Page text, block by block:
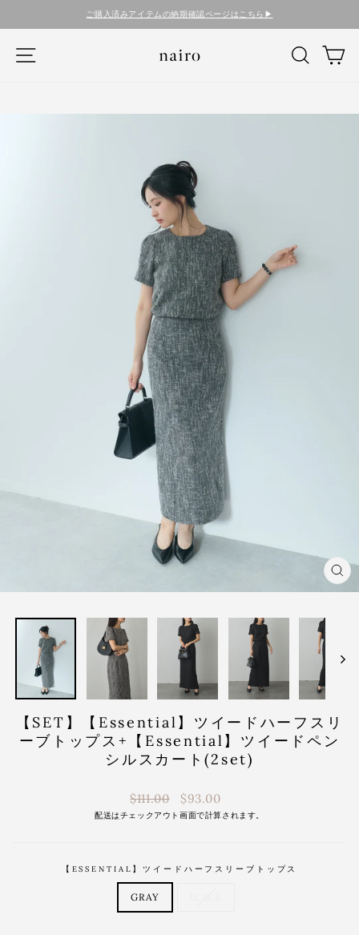
ご購入済みアイテムの納期確認ページはこちら▶︎
検索 カ
閉
じ
【SET】【Essential】ツイードハーフスリ
ーブトップス+【Essential】ツイードペン
シルスカート(2set)
通
$111.00 $93.00
配送はチェックアウト画面で計算されます。
【ESSENTIAL】ツイードハーフスリーブトップス
GRAY